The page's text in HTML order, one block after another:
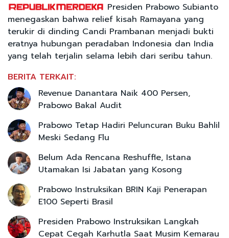
Presiden Prabowo Subianto
menegaskan bahwa relief kisah Ramayana yang
terukir di dinding Candi Prambanan menjadi bukti
eratnya hubungan peradaban Indonesia dan India
yang telah terjalin selama lebih dari seribu tahun.
BERITA TERKAIT:
Revenue Danantara Naik 400 Persen,
Prabowo Bakal Audit
Prabowo Tetap Hadiri Peluncuran Buku Bahlil
Meski Sedang Flu
Belum Ada Rencana Reshuffle, Istana
Utamakan Isi Jabatan yang Kosong
Prabowo Instruksikan BRIN Kaji Penerapan
E100 Seperti Brasil
Presiden Prabowo Instruksikan Langkah
Cepat Cegah Karhutla Saat Musim Kemarau